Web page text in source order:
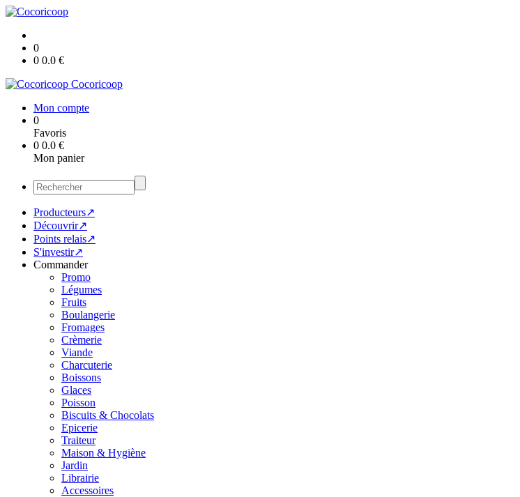
0
0 0.0 €
Cocoricoop
Mon compte
0
Favoris
0 0.0 €
Mon panier
Producteurs↗
Découvrir↗
Points relais↗
S'investir↗
Commander
Promo
Légumes
Fruits
Boulangerie
Fromages
Crèmerie
Viande
Charcuterie
Boissons
Glaces
Poisson
Biscuits & Chocolats
Epicerie
Traiteur
Maison & Hygiène
Jardin
Librairie
Accessoires